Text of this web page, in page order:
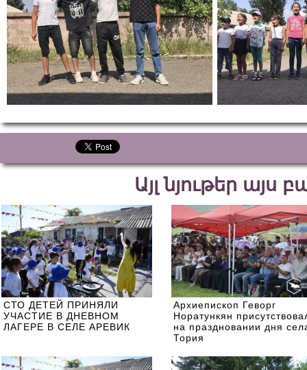
Այլ նյութեր այս
СТО ДЕТЕЙ ПРИНЯЛИ
УЧАСТИЕ В ДНЕВНОМ
ЛАГЕРЕ В СЕЛЕ АРЕВИК
Архиепископ Геворг
Норатункян
на праздновании дня
Тория